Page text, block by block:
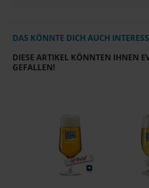
DAS KÖNNTE DICH AUCH
DIESE ARTIKEL KÖNNTEN IHNEN
GEFALLEN!